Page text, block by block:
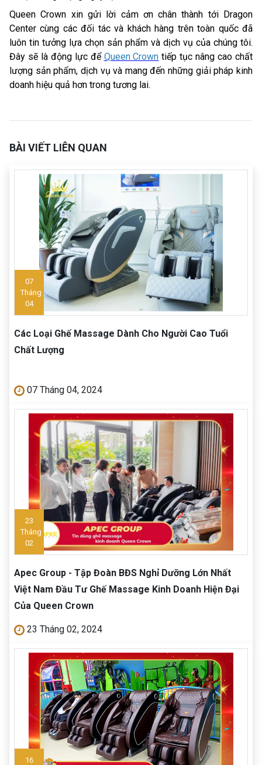
Queen Crown xin gửi lời cảm ơn chân thành tới Dragon
Center cùng các đối tác và khách hàng trên toàn quốc đã
luôn tin tưởng lựa chọn sản phẩm và dịch vụ của chúng tôi.
Đây sẽ là động lực để Queen Crown tiếp tục nâng cao chất
lượng sản phẩm, dịch vụ và mang đến những giải pháp kinh
doanh hiệu quả hơn trong tương lai.
BÀI VIẾT LIÊN QUAN
07
Tháng
04
Các Loại Ghế Massage Dành Cho Người Cao Tuổi
Chất Lượng
07 Tháng 04, 2024
23
Tháng
02
Apec Group - Tập Đoàn BĐS Nghỉ Dưỡng Lớn Nhất
Việt Nam Đầu Tư Ghế Massage Kinh Doanh Hiện Đại
Của Queen Crown
23 Tháng 02, 2024
16